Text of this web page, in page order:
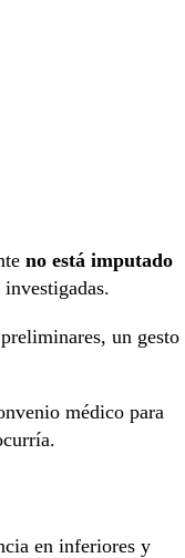
no está imputado
un gesto
médico para
en inferiores y